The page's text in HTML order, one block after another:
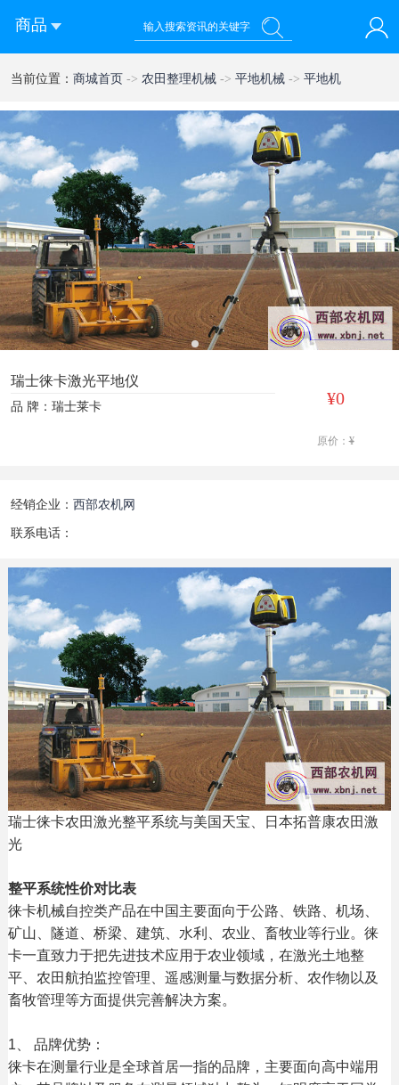
商品
您好！欢迎来到西部农机网
当前位置： 商城首页 -> 农田整理机械 -> 平地机械 -> 平地机
瑞士徕卡激光平地仪
品 牌：瑞士莱卡 ¥0
原价：¥
经销企业： 西部农机网
联系电话：
瑞士徕卡农田激光整平系统与美国天宝、日本拓普康农田激
光
整平系统性价对比表
徕卡机械自控类产品在中国主要面向于公路、铁路、机场、
矿山、隧道、桥梁、建筑、水利、农业、畜牧业等行业。徕
卡一直致力于把先进技术应用于农业领域，在激光土地整
平、农田航拍监控管理、遥感测量与数据分析、农作物以及
畜牧管理等方面提供完善解决方案。
1、 品牌优势：
徕卡在测量行业是全球首居一指的品牌，主要面向高中端用